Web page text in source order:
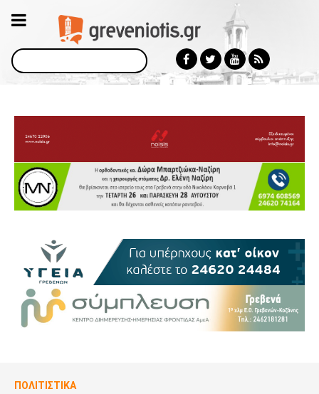
Αναζήτηση
ΠΟΛΙΤΙΣΤΙΚΆ